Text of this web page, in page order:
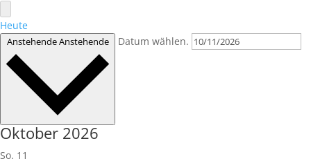
Heute
AnstehendeAnstehende Datum wählen.
Oktober 2026
So. 11